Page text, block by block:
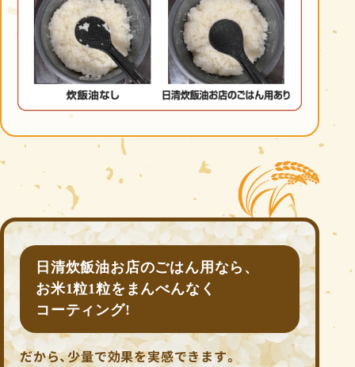
日清炊飯油お店のごはん用なら、
お米1粒1粒を まんべんなく
コーティング!
だから、少量で効果を実感できます。